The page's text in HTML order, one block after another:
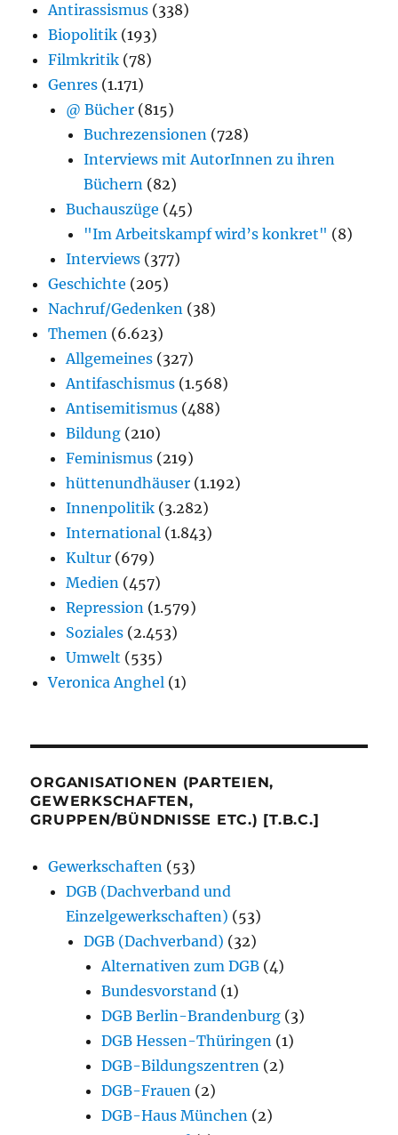
Antirassismus (338)
Biopolitik (193)
Filmkritik (78)
Genres (1.171)
@ Bücher (815)
Buchrezensionen (728)
Interviews mit AutorInnen zu ihren
Büchern (82)
Buchauszüge (45)
"Im Arbeitskampf wird’s konkret" (8)
Interviews (377)
Geschichte (205)
Nachruf/Gedenken (38)
Themen (6.623)
Allgemeines (327)
Antifaschismus (1.568)
Antisemitismus (488)
Bildung (210)
Feminismus (219)
hüttenundhäuser (1.192)
Innenpolitik (3.282)
International (1.843)
Kultur (679)
Medien (457)
Repression (1.579)
Soziales (2.453)
Umwelt (535)
Veronica Anghel (1)
ORGANISATIONEN (PARTEIEN,
GEWERKSCHAFTEN,
GRUPPEN/BÜNDNISSE ETC.) [T.B.C.]
Gewerkschaften (53)
DGB (Dachverband und
Einzelgewerkschaften) (53)
DGB (Dachverband) (32)
Alternativen zum DGB (4)
Bundesvorstand (1)
DGB Berlin-Brandenburg (3)
DGB Hessen-Thüringen (1)
DGB-Bildungszentren (2)
DGB-Frauen (2)
DGB-Haus München (2)